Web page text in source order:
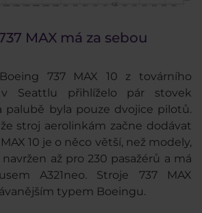
MAX má za sebou
737 MAX 10 z továrního
Seattlu přihlíželo pár stovek
palubě byla pouze dvojice pilotů.
stroj aerolinkám začne dodávat
10 je o něco větší, než modely,
až pro 230 pasažérů a má
A321neo. Stroje 737 MAX
typem Boeingu.